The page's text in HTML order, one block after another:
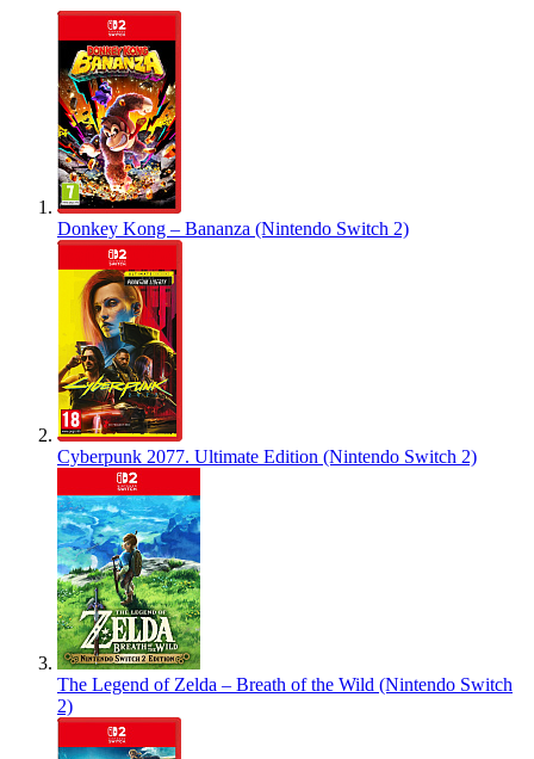
Donkey Kong – Bananza (Nintendo Switch 2)
Cyberpunk 2077. Ultimate Edition (Nintendo Switch 2)
The Legend of Zelda – Breath of the Wild (Nintendo Switch
2)